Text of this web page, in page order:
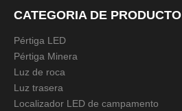
CATEGORIA DE PRODUCTO
Pértiga LED
Pértiga Minera
Luz de roca
Luz trasera
Localizador LED de campamento